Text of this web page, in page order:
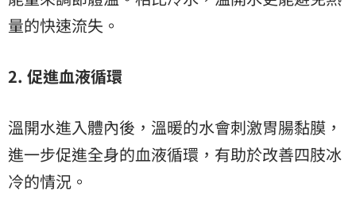
量的快速流失。
2. 促進血液循環
溫開水進入體內後，溫暖的水會刺激胃腸黏膜，
進一步促進全身的血液循環，有助於改善四肢冰
冷的情況。